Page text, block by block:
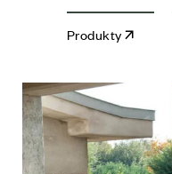
Produkty